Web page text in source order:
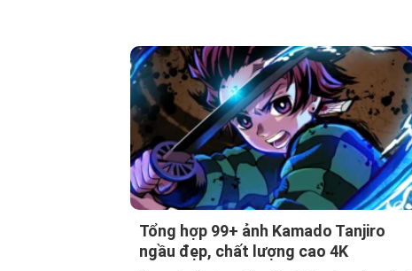
Tổng hợp 99+ ảnh Kamado Tanjiro
ngầu đẹp, chất lượng cao 4K